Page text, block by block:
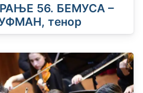
56. БЕМУСА –
тенор